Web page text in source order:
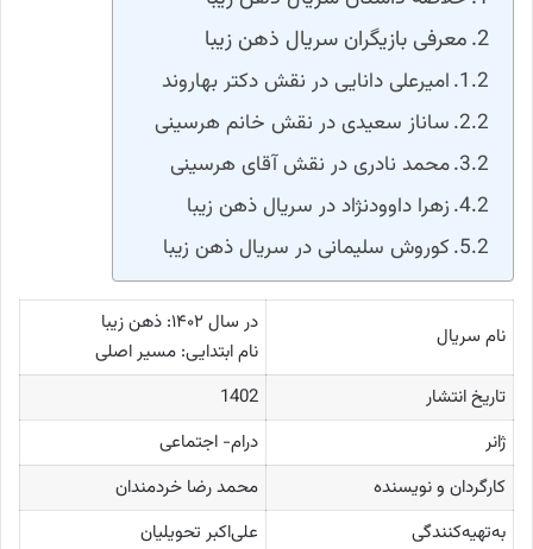
معرفی بازیگران سریال ذهن زیبا
امیرعلی دانایی در نقش دکتر بهاروند
ساناز سعیدی در نقش خانم هرسینی
محمد نادری در نقش آقای هرسینی
زهرا داوودنژاد در سریال ذهن زیبا
کوروش سلیمانی در سریال ذهن زیبا
نام سریال
در سال ۱۴۰۲: ذهن زیبا
نام ابتدایی: مسیر اصلی
تاریخ انتشار
1402
ژانر
درام- اجتماعی
کارگردان و نویسنده
محمد رضا خردمندان
به‌تهیه‌کنندگی
علی‌اکبر تحویلیان